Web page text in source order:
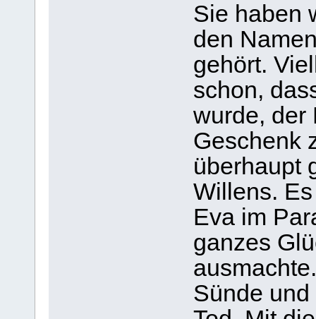
Sie haben
den
gehört.
schon,
wurde, der
Geschenk
überhaupt
Willens.
Eva im
ganzes
Sünde